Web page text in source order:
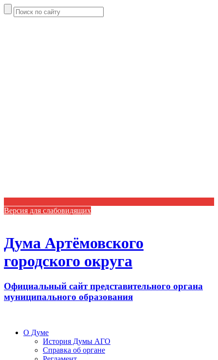
Версия для слабовидящих
Дума Артёмовского
городского округа
Официальный сайт представительного органа
муниципального образования
О Думе
История Думы АГО
Справка об органе